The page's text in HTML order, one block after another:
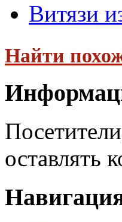
Витязи
Найти
оставлять